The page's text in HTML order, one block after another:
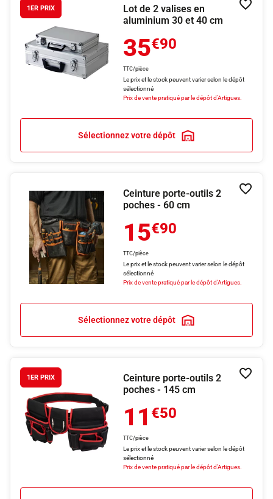
1ER PRIX
Lot de 2 valises en
aluminium 30 et 40 cm
35€90
TTC/pièce
Le prix et le stock peuvent varier selon le dépôt
sélectionné
Prix de vente pratiqué par le dépôt d'Artigues.
Sélectionnez votre dépôt
Ceinture porte-outils 2
poches - 60 cm
15€90
TTC/pièce
Le prix et le stock peuvent varier selon le dépôt
sélectionné
Prix de vente pratiqué par le dépôt d'Artigues.
Sélectionnez votre dépôt
1ER PRIX
Ceinture porte-outils 2
poches - 145 cm
11 €50
TTC/pièce
Le prix et le stock peuvent varier selon le dépôt
sélectionné
Prix de vente pratiqué par le dépôt d'Artigues.